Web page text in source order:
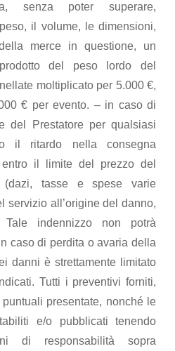
senza poter superare,
il volume, le dimensioni,
merce in questione, un
del peso lordo del
moltiplicato per 5.000 €,
€ per evento. – in caso di
del Prestatore per qualsiasi
il ritardo nella consegna
entro il limite del prezzo del
(dazi, tasse e spese varie
servizio all’origine del danno,
Tale indennizzo non potrà
caso di perdita o avaria della
danni è strettamente limitato
Tutti i preventivi forniti,
presentate, nonché le
e/o pubblicati tenendo
di responsabilità sopra